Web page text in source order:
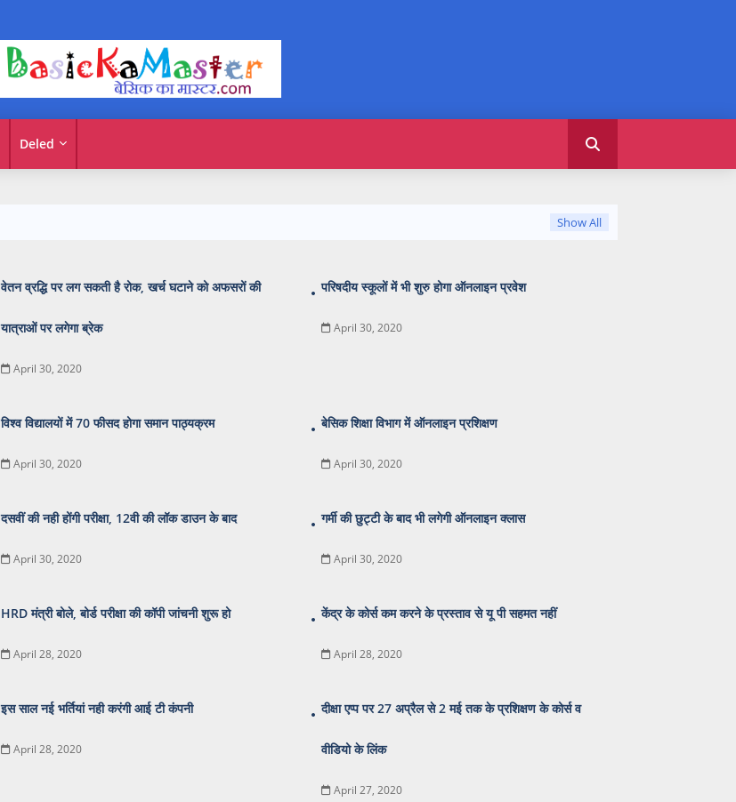
Deled
Show All
वेतन व्रद्धि पर लग सकती है रोक, खर्च घटाने को अफसरों की
यात्राओं पर लगेगा ब्रेक
April 30, 2020
परिषदीय स्कूलों में भी शुरु होगा ऑनलाइन प्रवेश
April 30, 2020
विश्व विद्यालयों में 70 फीसद होगा समान पाठ्यक्रम
April 30, 2020
बेसिक शिक्षा विभाग में ऑनलाइन प्रशिक्षण
April 30, 2020
दसवीं की नही होंगी परीक्षा, 12वी की लॉक डाउन के बाद
April 30, 2020
गर्मी की छुट्टी के बाद भी लगेगी ऑनलाइन क्लास
April 30, 2020
HRD मंत्री बोले, बोर्ड परीक्षा की कॉपी जांचनी शुरू हो
April 28, 2020
केंद्र के कोर्स कम करने के प्रस्ताव से यू पी सहमत नहीं
April 28, 2020
इस साल नई भर्तियां नही करंगी आई टी कंपनी
April 28, 2020
दीक्षा एप्प पर 27 अप्रैल से 2 मई तक के प्रशिक्षण के कोर्स व
वीडियो के लिंक
April 27, 2020